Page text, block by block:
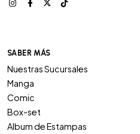
SABER MÁS
Nuestras Sucursales
Manga
Comic
Box-set
Album de Estampas